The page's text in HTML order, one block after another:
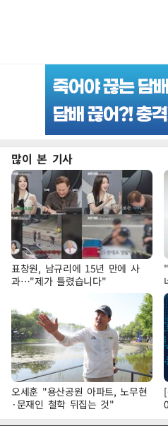
많이 본 기사
표창원, 남규리에 15년 만에 사
과…"제가 틀렸습니다"
오세훈 "용산공원 아파트, 노무현
·문재인 철학 뒤집는 것"